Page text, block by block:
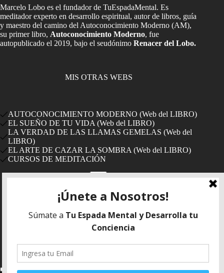
Marcelo Lobo es el fundador de TuEspadaMental. Es
meditador experto en desarrollo espiritual, autor de libros, guía
y maestro del camino del Autoconocimiento Moderno (AM),
su primer libro, Autoconocimiento Moderno, fue
autopublicado el 2019, bajo el seudónimo Renacer del Lobo.
MIS OTRAS WEBS
AUTOCONOCIMIENTO MODERNO (Web del LIBRO)
EL SUEÑO DE TU VIDA (Web del LIBRO)
LA VERDAD DE LAS LLAMAS GEMELAS (Web del
LIBRO)
EL ARTE DE CAZAR LA SOMBRA (Web del LIBRO)
CURSOS DE MEDITACIÓN